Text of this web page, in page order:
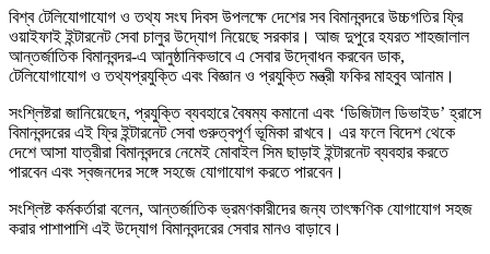
বিশ্ব টেলিযোগাযোগ ও তথ্য সংঘ দিবস উপলক্ষে দেশের সব বিমানবন্দরে উচ্চগতির ফ্রি
ওয়াইফাই ইন্টারনেট সেবা চালুর উদ্যোগ নিয়েছে সরকার। আজ দুপুরে হযরত শাহজালাল
আন্তর্জাতিক বিমানবন্দর-এ আনুষ্ঠানিকভাবে এ সেবার উদ্বোধন করবেন ডাক,
টেলিযোগাযোগ ও তথ্যপ্রযুক্তি এবং বিজ্ঞান ও প্রযুক্তি মন্ত্রী ফকির মাহবুব আনাম।
সংশ্লিষ্টরা জানিয়েছেন, প্রযুক্তি ব্যবহারে বৈষম্য কমানো এবং ‘ডিজিটাল ডিভাইড’ হ্রাসে
বিমানবন্দরের এই ফ্রি ইন্টারনেট সেবা গুরুত্বপূর্ণ ভূমিকা রাখবে। এর ফলে বিদেশ থেকে
দেশে আসা যাত্রীরা বিমানবন্দরে নেমেই মোবাইল সিম ছাড়াই ইন্টারনেট ব্যবহার করতে
পারবেন এবং স্বজনদের সঙ্গে সহজে যোগাযোগ করতে পারবেন।
সংশ্লিষ্ট কর্মকর্তারা বলেন, আন্তর্জাতিক ভ্রমণকারীদের জন্য তাৎক্ষণিক যোগাযোগ সহজ
করার পাশাপাশি এই উদ্যোগ বিমানবন্দরের সেবার মানও বাড়াবে।